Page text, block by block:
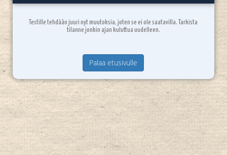
Testille tehdään juuri nyt muutoksia, joten se ei ole saatavilla. Tarkista
tilanne jonkin ajan kuluttua uudelleen.
Palaa etusivulle